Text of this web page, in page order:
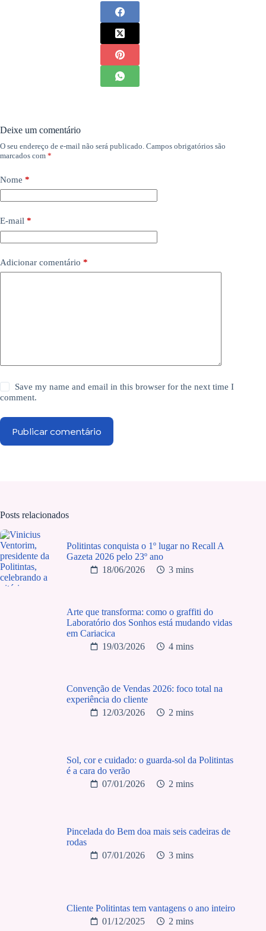
Deixe um comentário
O seu endereço de e-mail não será publicado. Campos obrigatórios são
marcados com *
Nome *
E-mail *
Adicionar comentário *
Save my name and email in this browser for the next time I
comment.
Publicar comentário
Posts relacionados
Politintas conquista o 1º lugar no Recall A
Gazeta 2026 pelo 23º ano
18/06/2026
3 mins
Arte que transforma: como o graffiti do
Laboratório dos Sonhos está mudando vidas
em Cariacica
19/03/2026
4 mins
Convenção de Vendas 2026: foco total na
experiência do cliente
12/03/2026
2 mins
Sol, cor e cuidado: o guarda-sol da Politintas
é a cara do verão
07/01/2026
2 mins
Pincelada do Bem doa mais seis cadeiras de
rodas
07/01/2026
3 mins
Cliente Politintas tem vantagens o ano inteiro
01/12/2025
2 mins